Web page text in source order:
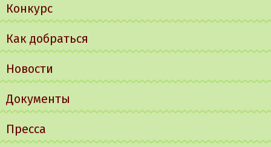
Конкурс
Как добраться
Новости
Документы
Пресса